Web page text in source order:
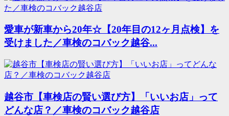
愛車が新車から20年☆【20年目の12ヶ月点検】を
受けました／車検のコバック越谷...
越谷市【車検店の賢い選び方】「いいお店」って
どんな店？／車検のコバック越谷店